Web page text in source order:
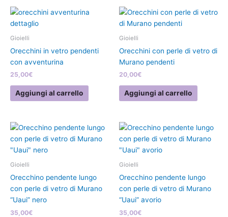
nella
nella
pagina
Gioielli
Orecchini in vetro pendenti
con avventurina
25,00€
Aggiungi al carrello
Gioielli
Orecchini con perle di vetro di
Murano pendenti
20,00€
Aggiungi al carrello
Gioielli
Orecchino pendente lungo
con perle di vetro di Murano
“Uaui” nero
35,00€
Gioielli
Orecchino pendente lungo
con perle di vetro di Murano
“Uaui” avorio
35,00€